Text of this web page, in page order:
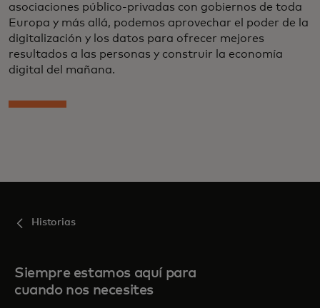
asociaciones público-privadas con gobiernos de toda
Europa y más allá, podemos aprovechar el poder de la
digitalización y los datos para ofrecer mejores
resultados a las personas y construir la economía
digital del mañana.
Historias
Siempre estamos aquí para
cuando nos necesites